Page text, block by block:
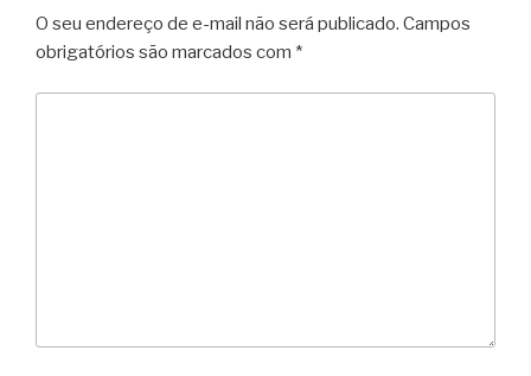
O seu endereço de e-mail não será publicado. Campos
obrigatórios são marcados com *